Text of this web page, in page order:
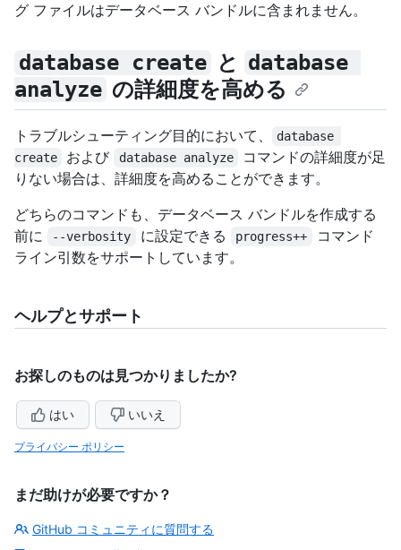
グ ファイルはデータベース バンドルに含まれません。
database create と database
analyze の詳細度を高める
トラブルシューティング目的において、
database
create
および database analyze
コマンドの詳細度が足
りない場合は、詳細度を高めることができます。
どちらのコマンドも、データベース バンドルを作成する
前に
--verbosity に設定できる progress++
コマンド
ライン引数をサポートしています。
ヘルプとサポート
お探しのものは見つかりましたか?
はい いいえ
プライバシー ポリシー
まだ助けが必要ですか？
GitHub コミュニティに質問する